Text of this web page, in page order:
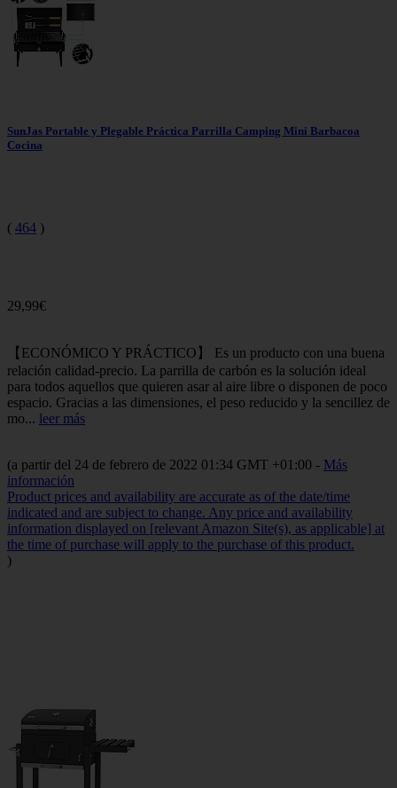
SunJas Portable y Plegable Práctica Parrilla Camping Mini Barbacoa
Cocina
( 464 )
29,99€
【ECONÓMICO Y PRÁCTICO】 Es un producto con una buena
relación calidad-precio. La parrilla de carbón es la solución ideal
para todos aquellos que quieren asar al aire libre o disponen de poco
espacio. Gracias a las dimensiones, el peso reducido y la sencillez de
mo... leer más
(a partir del 24 de febrero de 2022 01:34 GMT +01:00 - Más
información
Product prices and availability are accurate as of the date/time
indicated and are subject to change. Any price and availability
information displayed on [relevant Amazon Site(s), as applicable] at
the time of purchase will apply to the purchase of this product.
)